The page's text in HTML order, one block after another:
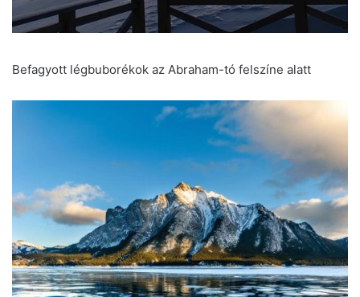
Befagyott légbuborékok az Abraham-tó felszíne alatt